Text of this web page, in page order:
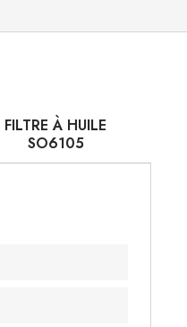
FILTRE À HUILE
SO6105